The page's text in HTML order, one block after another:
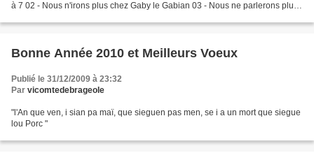
à 7 02 - Nous n'irons plus chez Gaby le Gabian 03 - Nous ne parlerons plus
Bonne Année 2010 et Meilleurs Voeux
Publié le 31/12/2009 à 23:32
Par vicomtedebrageole
"l'An que ven, i sian pa maï, que sieguen pas men, se i a un mort que siegue
lou Porc "